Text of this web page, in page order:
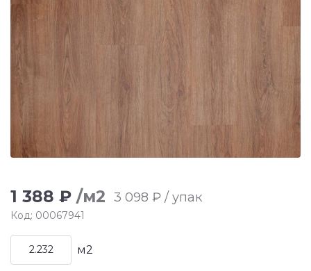
1 388 ₽ /м2 3 098 ₽ / упак
Код: 00067941
м2